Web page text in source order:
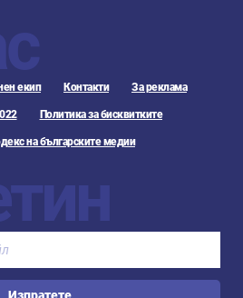
екип Контакти За реклама
Политика за бисквитките
на българските медии
Изпратете